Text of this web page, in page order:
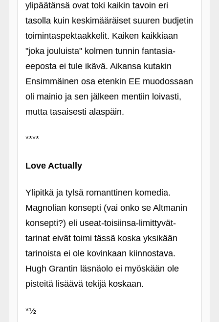
ylipäätänsä ovat toki kaikin tavoin eri
tasolla kuin keskimääräiset suuren budjetin
toimintaspektaakkelit. Kaiken kaikkiaan
"joka jouluista" kolmen tunnin fantasia-
eeposta ei tule ikävä. Aikansa kutakin
Ensimmäinen osa etenkin EE muodossaan
oli mainio ja sen jälkeen mentiin loivasti,
mutta tasaisesti alaspäin.
****
Love Actually
Ylipitkä ja tylsä romanttinen komedia.
Magnolian konsepti (vai onko se Altmanin
konsepti?) eli useat-toisiinsa-limittyvät-
tarinat eivät toimi tässä koska yksikään
tarinoista ei ole kovinkaan kiinnostava.
Hugh Grantin läsnäolo ei myöskään ole
pisteitä lisäävä tekijä koskaan.
*½